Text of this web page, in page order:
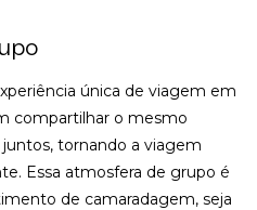
única de viagem em
compartilhar o mesmo
tornando a viagem
Essa atmosfera de grupo é
de camaradagem, seja